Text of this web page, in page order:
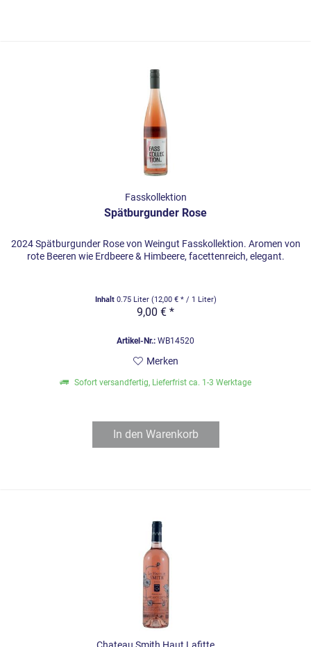
Fasskollektion
Spätburgunder Rose
2024 Spätburgunder Rose von Weingut Fasskollektion. Aromen von
rote Beeren wie Erdbeere & Himbeere, facettenreich, elegant.
Inhalt 0.75 Liter (12,00 € * / 1 Liter)
9,00 € *
Artikel-Nr.: WB14520
Merken
Sofort versandfertig, Lieferfrist ca. 1-3 Werktage
In den Warenkorb
Chateau Smith Haut Lafitte